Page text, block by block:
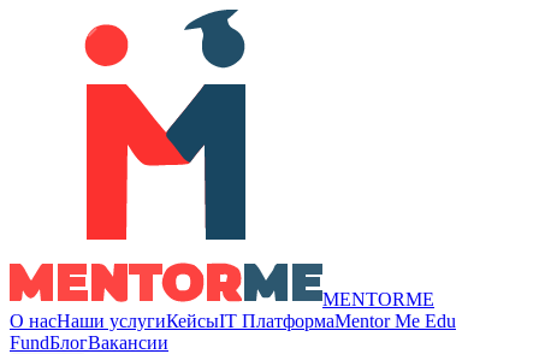
MENTORME
О насНаши услугиКейсыIT ПлатформаMentor Me Edu
FundБлогВакансии